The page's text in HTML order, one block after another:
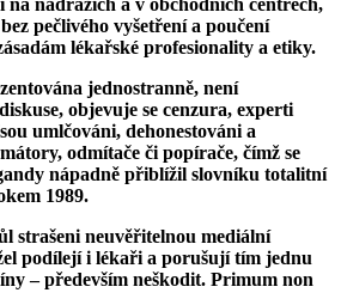
pečlivého vyšetření a poučení
lékařské profesionality a etiky.
jednostranně, není
objevuje se cenzura, experti
umlčováni, dehonestováni a
odmítače či popírače, čímž se
nápadně přiblížil slovníku totalitní
1989.
strašeni neuvěřitelnou mediální
podílejí i lékaři a porušují tím jednu
– především neškodit. Primum non